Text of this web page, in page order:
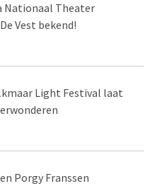
Nationaal Theater
Vest bekend!
Light Festival laat
Porgy Franssen